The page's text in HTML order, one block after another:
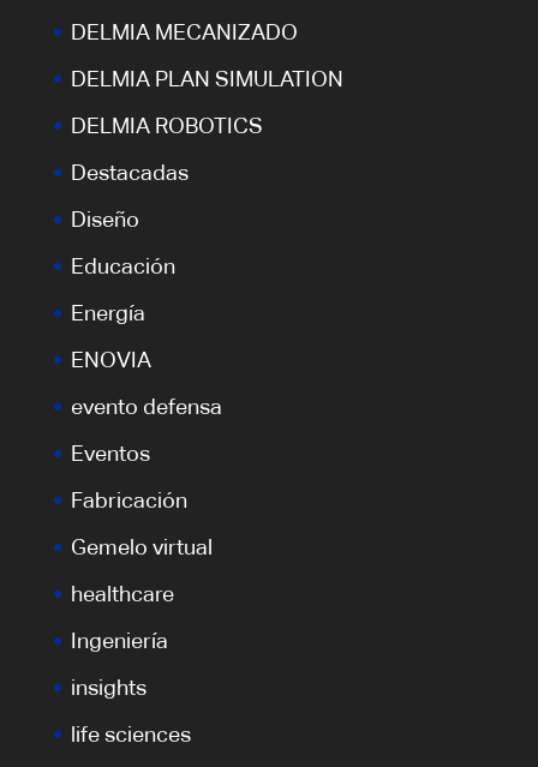
DELMIA MECANIZADO
DELMIA PLAN SIMULATION
DELMIA ROBOTICS
Destacadas
Diseño
Educación
Energía
ENOVIA
evento defensa
Eventos
Fabricación
Gemelo virtual
healthcare
Ingeniería
insights
life sciences